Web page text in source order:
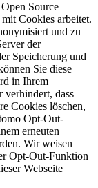
Source
Cookies arbeitet.
und zu
der
Speicherung und
Sie diese
in Ihrem
verhindert, dass
Cookies löschen,
Opt-Out-
erneuten
Wir weisen
Opt-Out-Funktion
Webseite